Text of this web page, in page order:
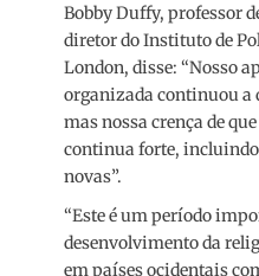
Bobby Duffy, professor
diretor do Instituto de
London, disse: “Nosso
organizada continuou
mas nossa crença de
continua forte, incluindo
novas”.
“Este é um período
desenvolvimento da
em países ocidentais